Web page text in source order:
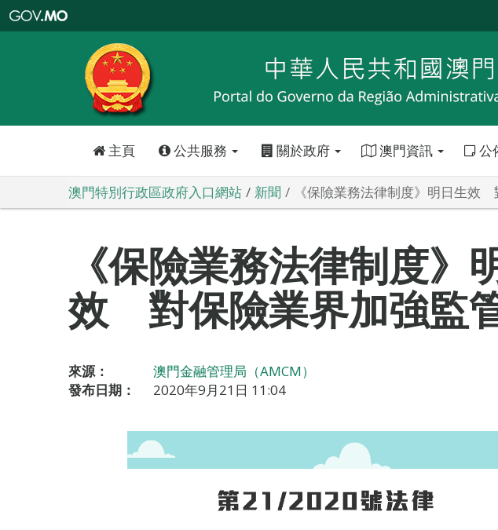
特
政
區
政
口
主頁 公共服務 關於政府 澳門資訊 公
澳門特別行政區政府入口網站 新聞 《保險業務法律制度》明日生效
《保險業務法律制度》
效 對保險業界加強監
來源：
澳門金融管理局（AMCM）
發布日期：
2020年9月21日 11:04